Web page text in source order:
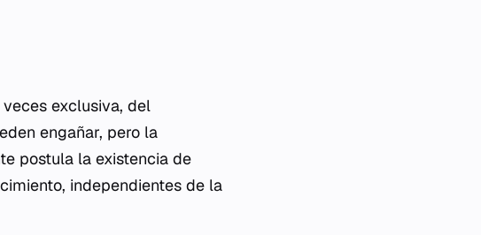
exclusiva, del
engañar, pero la
postula la existencia de
independientes de la